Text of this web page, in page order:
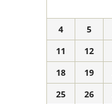
4
5
11
12
18
19
25
26